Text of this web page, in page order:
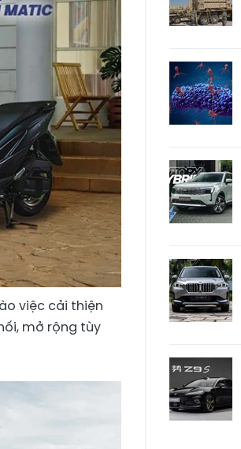
việc cải thiện
mở rộng tùy